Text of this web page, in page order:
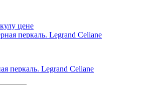
цене
перкаль. Legrand Celiane